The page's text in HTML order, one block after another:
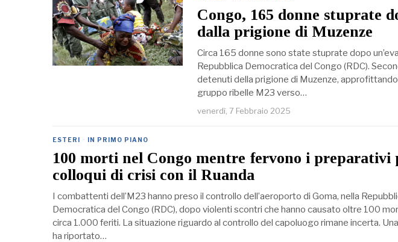
Congo, 165 donne stuprate
dalla prigione di Muzenze
Circa 165 donne sono state stuprate dopo
Repubblica Democratica del Congo (RDC).
detenuti della prigione di Muzenze,
gruppo ribelle M23 verso…
venerdì, 7 Febbraio 2025
ESTERI · IN PRIMO PIANO
100 morti nel Congo mentre fervono i preparativi
colloqui di crisi con il Ruanda
I combattenti dell’M23 hanno preso il controllo dell’aeroporto di Goma, nella
Democratica del Congo (RDC), dopo violenti scontri che hanno causato oltre 100
circa 1.000 feriti. La situazione riguardo al controllo del capoluogo rimane incerta.
ha riportato…